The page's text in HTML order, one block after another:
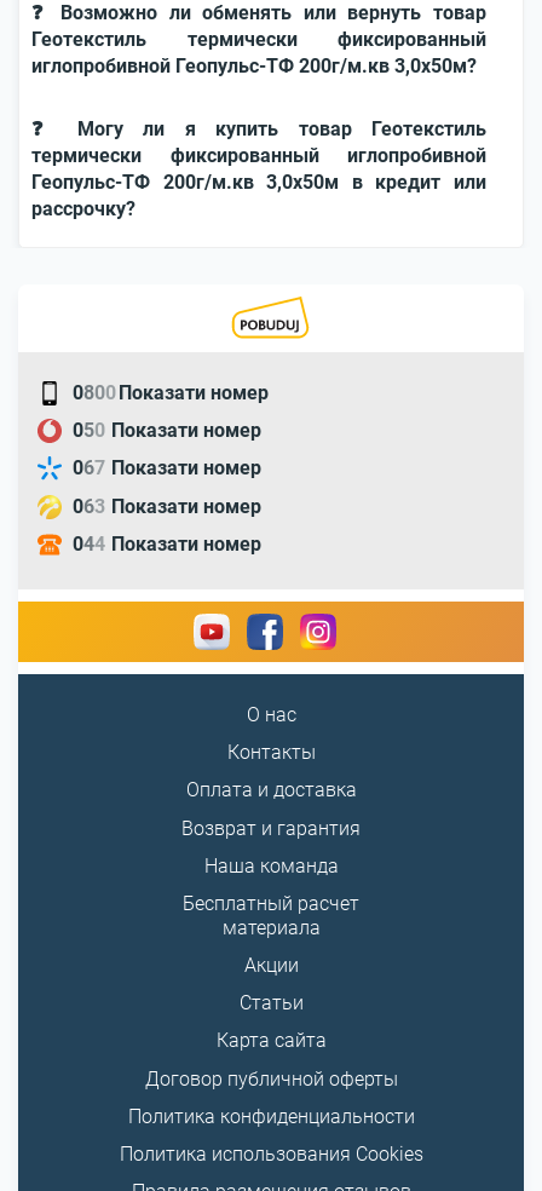
❓ Возможно ли обменять или вернуть товар
Геотекстиль термически фиксированный
иглопробивной Геопульс-ТФ 200г/м.кв 3,0x50м?
❓ Могу ли я купить товар Геотекстиль
термически фиксированный иглопробивной
Геопульс-ТФ 200г/м.кв 3,0x50м в кредит или
рассрочку?
0800Показати номер
050 Показати номер
067 Показати номер
063 Показати номер
044 Показати номер
О нас
Контакты
Оплата и доставка
Возврат и гарантия
Наша команда
Бесплатный расчет
материала
Акции
Статьи
Карта сайта
Договор публичной оферты
Политика конфиденциальности
Политика использования Cookies